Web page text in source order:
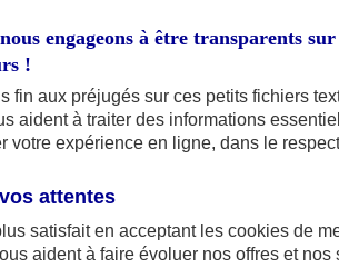
engageons à être transparents
!
fin aux préjugés sur ces petits fichiers
aident à traiter des informations
votre expérience en ligne, dans le
attentes
satisfait en acceptant les cookies de
aident à faire évoluer nos offres et nos